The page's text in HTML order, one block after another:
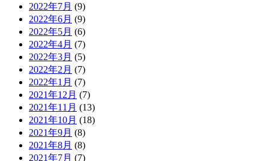
2022年7月 (9)
2022年6月 (9)
2022年5月 (6)
2022年4月 (7)
2022年3月 (5)
2022年2月 (7)
2022年1月 (7)
2021年12月 (7)
2021年11月 (13)
2021年10月 (18)
2021年9月 (8)
2021年8月 (8)
2021年7月 (7)